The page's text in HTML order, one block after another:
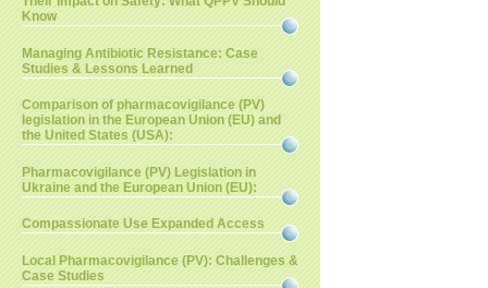
Know
Managing Antibiotic Resistance: Case
Studies & Lessons Learned
Comparison of pharmacovigilance (PV)
legislation in the European Union (EU) and
the United States (USA):
Pharmacovigilance (PV) Legislation in
Ukraine and the European Union (EU):
Compassionate Use Expanded Access
Local Pharmacovigilance (PV): Challenges &
Case Studies